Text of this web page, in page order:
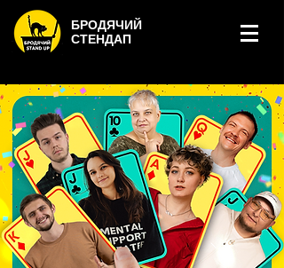
БРОДЯЧИЙ
СТЕНДАП